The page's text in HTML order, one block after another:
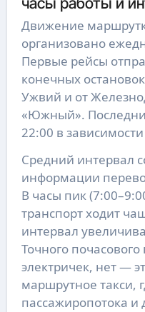
Движение
организовано
Первые рейсы
конечных
Ужвий и от
«Южный».
22:00 в
Средний интервал
информации
В часы пик
транспорт ходит
интервал
Точного почасового
электричек, нет —
маршрутное такси,
пассажиропотока